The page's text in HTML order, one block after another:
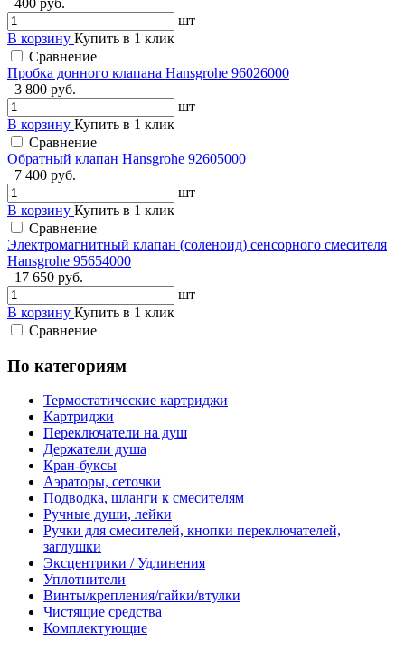
шт
В корзину Купить в 1 клик
Сравнение
Пробка донного клапана Hansgrohe 96026000
3 800 руб.
шт
В корзину Купить в 1 клик
Сравнение
Обратный клапан Hansgrohe 92605000
7 400 руб.
шт
В корзину Купить в 1 клик
Сравнение
Электромагнитный клапан (соленоид) сенсорного смесителя
Hansgrohe 95654000
17 650 руб.
шт
В корзину Купить в 1 клик
Сравнение
По категориям
Термостатические картриджи
Картриджи
Переключатели на душ
Держатели душа
Кран-буксы
Аэраторы, сеточки
Подводка, шланги к смесителям
Ручные души, лейки
Ручки для смесителей, кнопки переключателей,
заглушки
Эксцентрики / Удлинения
Уплотнители
Винты/крепления/гайки/втулки
Чистящие средства
Комплектующие